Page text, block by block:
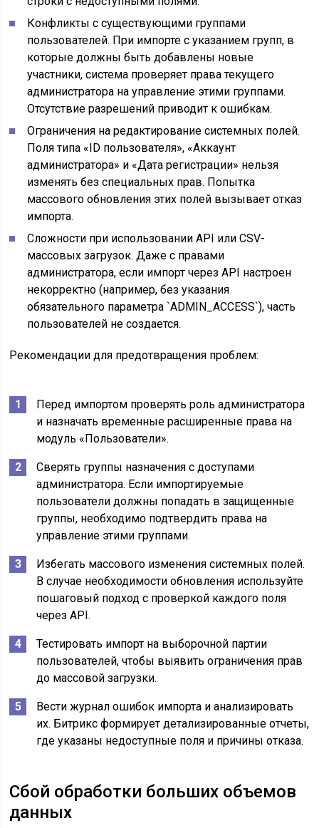
Конфликты с существующими группами
пользователей. При импорте с указанием групп, в
которые должны быть добавлены новые
участники, система проверяет права текущего
администратора на управление этими группами.
Отсутствие разрешений приводит к ошибкам.
Ограничения на редактирование системных полей.
Поля типа «ID пользователя», «Аккаунт
администратора» и «Дата регистрации» нельзя
изменять без специальных прав. Попытка
массового обновления этих полей вызывает отказ
импорта.
Сложности при использовании API или CSV-
массовых загрузок. Даже с правами
администратора, если импорт через API настроен
некорректно (например, без указания
обязательного параметра `ADMIN_ACCESS`), часть
пользователей не создается.
Рекомендации для предотвращения проблем:
Перед импортом проверять роль администратора
и назначать временные расширенные права на
модуль «Пользователи».
Сверять группы назначения с доступами
администратора. Если импортируемые
пользователи должны попадать в защищенные
группы, необходимо подтвердить права на
управление этими группами.
Избегать массового изменения системных полей.
В случае необходимости обновления используйте
пошаговый подход с проверкой каждого поля
через API.
Тестировать импорт на выборочной партии
пользователей, чтобы выявить ограничения прав
до массовой загрузки.
Вести журнал ошибок импорта и анализировать
их. Битрикс формирует детализированные отчеты,
где указаны недоступные поля и причины отказа.
Сбой обработки больших объемов
данных